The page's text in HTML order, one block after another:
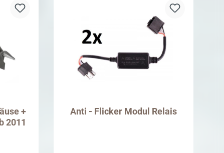
+
2011
Anti - Flicker Modul Relais